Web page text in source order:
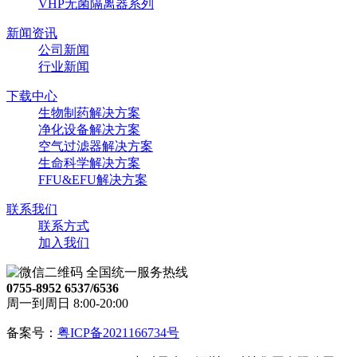
VHP无菌隔离器系列
新闻资讯
公司新闻
行业新闻
下载中心
生物制药解决方案
净化设备解决方案
空气过滤器解决方案
生命科学解决方案
FFU&EFU解决方案
联系我们
联系方式
加入我们
全国统一服务热线
0755-8952 6537/6536
周一到周日 8:00-20:00
备案号： 粤ICP备2021166734号